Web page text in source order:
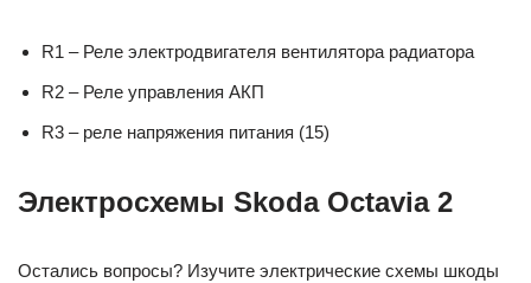
R1 – Реле электродвигателя вентилятора радиатора
R2 – Реле управления АКП
R3 – реле напряжения питания (15)
Электросхемы Skoda Octavia 2
Остались вопросы? Изучите электрические схемы шкоды